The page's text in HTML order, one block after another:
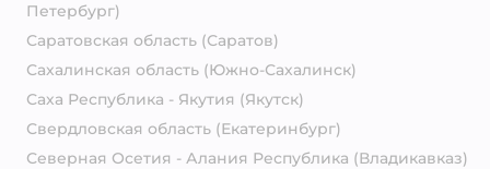
Петербург)
Саратовская область (Саратов)
Сахалинская область (Южно-Сахалинск)
Саха Республика - Якутия (Якутск)
Свердловская область (Екатеринбург)
Северная Осетия - Алания Республика (Владикавказ)